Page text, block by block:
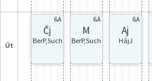
út
6.A
Čj
BerP,Such
6.A
M
BerP,Such
6.A
Aj
HájJ